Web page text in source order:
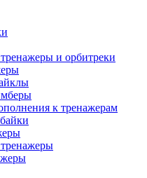
и орбитреки
к тренажерам